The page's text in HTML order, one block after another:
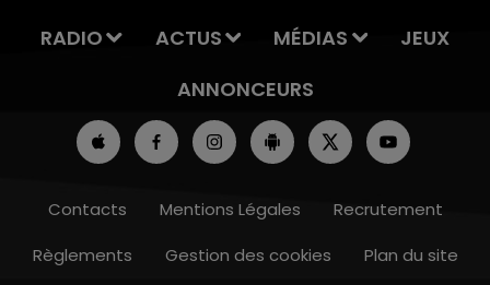
RADIO ACTUS MÉDIAS
JEUX
ANNONCEURS
Contacts Mentions Légales
Recrutement
Règlements
Gestion des cookies Plan du site